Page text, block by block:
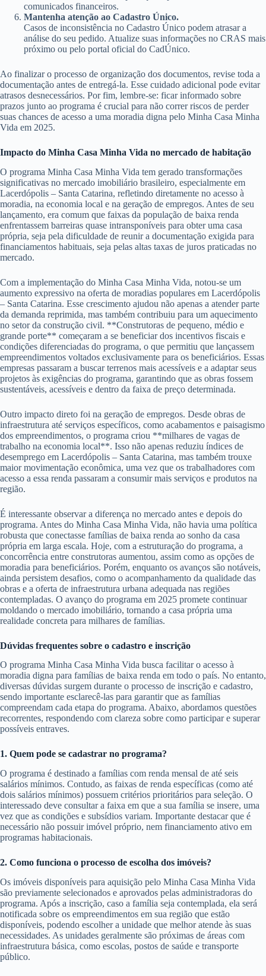
comunicados financeiros.
Mantenha atenção ao Cadastro Único.
Casos de inconsistência no Cadastro Único podem atrasar a
análise do seu pedido. Atualize suas informações no CRAS mais
próximo ou pelo portal oficial do CadÚnico.
Ao finalizar o processo de organização dos documentos, revise toda a
documentação antes de entregá-la. Esse cuidado adicional pode evitar
atrasos desnecessários. Por fim, lembre-se: ficar informado sobre
prazos junto ao programa é crucial para não correr riscos de perder
suas chances de acesso a uma moradia digna pelo Minha Casa Minha
Vida em 2025.
Impacto do Minha Casa Minha Vida no mercado de habitação
O programa Minha Casa Minha Vida tem gerado transformações
significativas no mercado imobiliário brasileiro, especialmente em
Lacerdópolis – Santa Catarina, refletindo diretamente no acesso à
moradia, na economia local e na geração de empregos. Antes de seu
lançamento, era comum que faixas da população de baixa renda
enfrentassem barreiras quase intransponíveis para obter uma casa
própria, seja pela dificuldade de reunir a documentação exigida para
financiamentos habituais, seja pelas altas taxas de juros praticadas no
mercado.
Com a implementação do Minha Casa Minha Vida, notou-se um
aumento expressivo na oferta de moradias populares em Lacerdópolis
– Santa Catarina. Esse crescimento ajudou não apenas a atender parte
da demanda reprimida, mas também contribuiu para um aquecimento
no setor da construção civil. **Construtoras de pequeno, médio e
grande porte** começaram a se beneficiar dos incentivos fiscais e
condições diferenciadas do programa, o que permitiu que lançassem
empreendimentos voltados exclusivamente para os beneficiários. Essas
empresas passaram a buscar terrenos mais acessíveis e a adaptar seus
projetos às exigências do programa, garantindo que as obras fossem
sustentáveis, acessíveis e dentro da faixa de preço determinada.
Outro impacto direto foi na geração de empregos. Desde obras de
infraestrutura até serviços específicos, como acabamentos e paisagismo
dos empreendimentos, o programa criou **milhares de vagas de
trabalho na economia local**. Isso não apenas reduziu índices de
desemprego em Lacerdópolis – Santa Catarina, mas também trouxe
maior movimentação econômica, uma vez que os trabalhadores com
acesso a essa renda passaram a consumir mais serviços e produtos na
região.
É interessante observar a diferença no mercado antes e depois do
programa. Antes do Minha Casa Minha Vida, não havia uma política
robusta que conectasse famílias de baixa renda ao sonho da casa
própria em larga escala. Hoje, com a estruturação do programa, a
concorrência entre construtoras aumentou, assim como as opções de
moradia para beneficiários. Porém, enquanto os avanços são notáveis,
ainda persistem desafios, como o acompanhamento da qualidade das
obras e a oferta de infraestrutura urbana adequada nas regiões
contempladas. O avanço do programa em 2025 promete continuar
moldando o mercado imobiliário, tornando a casa própria uma
realidade concreta para milhares de famílias.
Dúvidas frequentes sobre o cadastro e inscrição
O programa Minha Casa Minha Vida busca facilitar o acesso à
moradia digna para famílias de baixa renda em todo o país. No entanto,
diversas dúvidas surgem durante o processo de inscrição e cadastro,
sendo importante esclarecê-las para garantir que as famílias
compreendam cada etapa do programa. Abaixo, abordamos questões
recorrentes, respondendo com clareza sobre como participar e superar
possíveis entraves.
1. Quem pode se cadastrar no programa?
O programa é destinado a famílias com renda mensal de até seis
salários mínimos. Contudo, as faixas de renda específicas (como até
dois salários mínimos) possuem critérios prioritários para seleção. O
interessado deve consultar a faixa em que a sua família se insere, uma
vez que as condições e subsídios variam. Importante destacar que é
necessário não possuir imóvel próprio, nem financiamento ativo em
programas habitacionais.
2. Como funciona o processo de escolha dos imóveis?
Os imóveis disponíveis para aquisição pelo Minha Casa Minha Vida
são previamente selecionados e aprovados pelas administradoras do
programa. Após a inscrição, caso a família seja contemplada, ela será
notificada sobre os empreendimentos em sua região que estão
disponíveis, podendo escolher a unidade que melhor atende às suas
necessidades. As unidades geralmente são próximas de áreas com
infraestrutura básica, como escolas, postos de saúde e transporte
público.